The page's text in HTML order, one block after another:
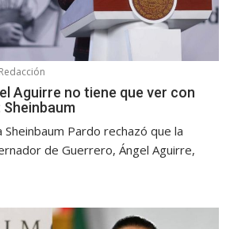
Aguirre no tiene que ver con
Sheinbaum Pardo rechazó que la
de Guerrero, Ángel Aguirre,